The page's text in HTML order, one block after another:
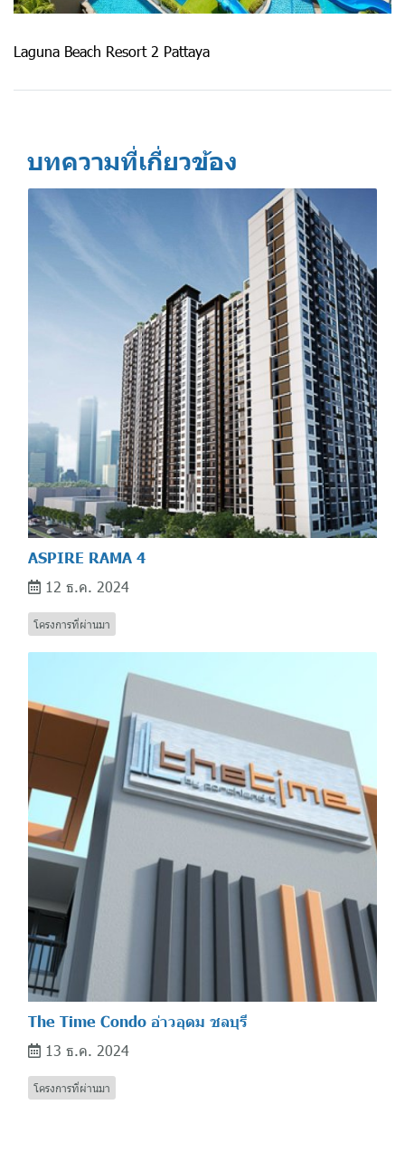
Laguna Beach Resort 2 Pattaya
บทความที่เกี่ยวข้อง
ASPIRE RAMA 4
12 ธ.ค. 2024
โครงการที่ผ่านมา
The Time Condo อ่าวอุดม ชลบุรี
13 ธ.ค. 2024
โครงการที่ผ่านมา